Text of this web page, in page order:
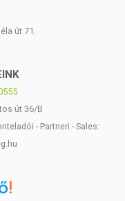
út 71.
út 36/B
- Partneri - Sales: